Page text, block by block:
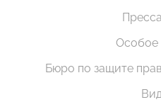
Особое
Бюро по защите